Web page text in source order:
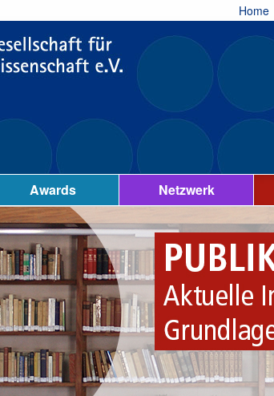
Home
Awards Netzwerk